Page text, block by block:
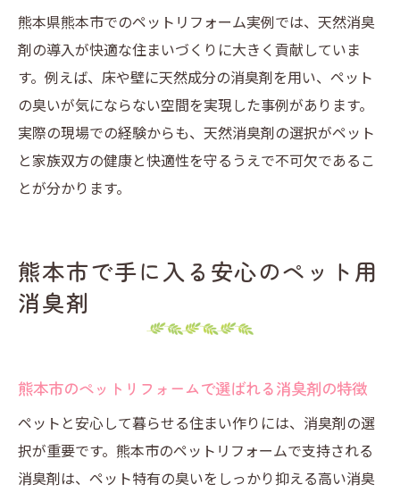
熊本県熊本市でのペットリフォーム実例では、天然消臭
剤の導入が快適な住まいづくりに大きく貢献していま
す。例えば、床や壁に天然成分の消臭剤を用い、ペット
の臭いが気にならない空間を実現した事例があります。
実際の現場での経験からも、天然消臭剤の選択がペット
と家族双方の健康と快適性を守るうえで不可欠であるこ
とが分かります。
熊本市で手に入る安心のペット用
消臭剤
熊本市のペットリフォームで選ばれる消臭剤の特徴
ペットと安心して暮らせる住まい作りには、消臭剤の選
択が重要です。熊本市のペットリフォームで支持される
消臭剤は、ペット特有の臭いをしっかり抑える高い消臭